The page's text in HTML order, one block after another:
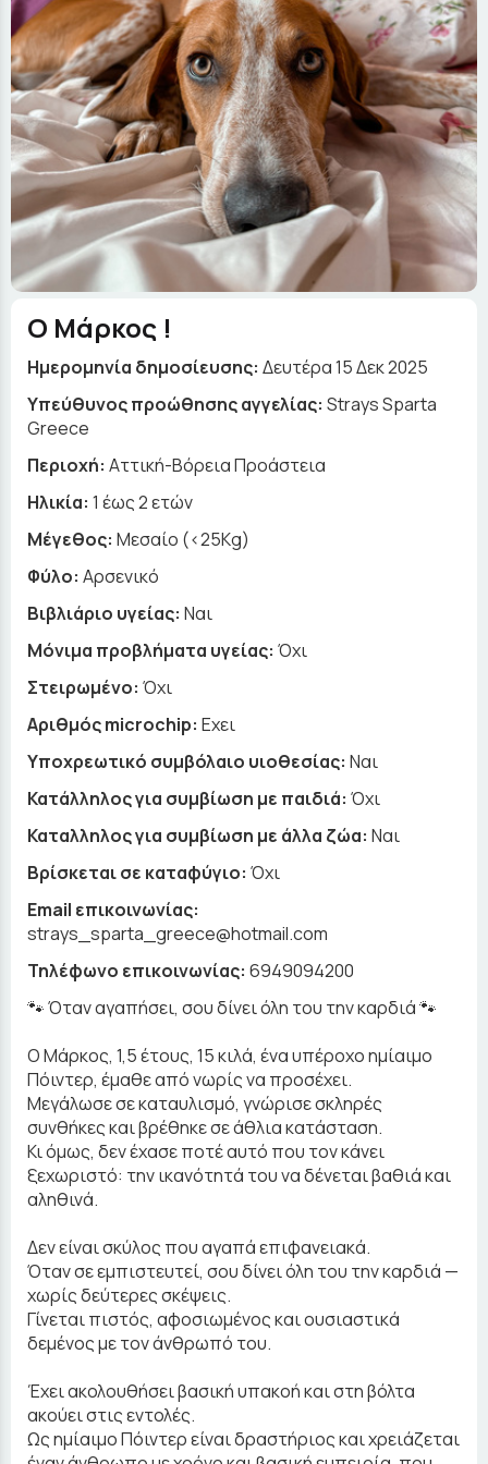
Ο Μάρκος !
Ημερομηνία δημοσίευσης: Δευτέρα 15 Δεκ 2025
Yπεύθυνος προώθησης αγγελίας: Strays Sparta
Greece
Περιοχή: Αττική-Βόρεια Προάστεια
Ηλικία: 1 έως 2 ετών
Μέγεθος: Μεσαίο (<25Kg)
Φύλο: Αρσενικό
Βιβλιάριο υγείας: Ναι
Μόνιμα προβλήματα υγείας: Όχι
Στειρωμένο: Όχι
Αριθμός microchip: Εχει
Υποχρεωτικό συμβόλαιο υιοθεσίας: Ναι
Κατάλληλος για συμβίωση με παιδιά: Όχι
Καταλληλος για συμβίωση με άλλα ζώα: Ναι
Βρίσκεται σε καταφύγιο: Όχι
Email επικοινωνίας:
strays_sparta_greece@hotmail.com
Τηλέφωνο επικοινωνίας: 6949094200
🐾 Όταν αγαπήσει, σου δίνει όλη του την καρδιά 🐾
Ο Μάρκος, 1,5 έτους, 15 κιλά, ένα υπέροχο ημίαιμο
Πόιντερ, έμαθε από νωρίς να προσέχει.
Μεγάλωσε σε καταυλισμό, γνώρισε σκληρές
συνθήκες και βρέθηκε σε άθλια κατάσταση.
Κι όμως, δεν έχασε ποτέ αυτό που τον κάνει
ξεχωριστό: την ικανότητά του να δένεται βαθιά και
αληθινά.
Δεν είναι σκύλος που αγαπά επιφανειακά.
Όταν σε εμπιστευτεί, σου δίνει όλη του την καρδιά —
χωρίς δεύτερες σκέψεις.
Γίνεται πιστός, αφοσιωμένος και ουσιαστικά
δεμένος με τον άνθρωπό του.
Έχει ακολουθήσει βασική υπακοή και στη βόλτα
ακούει στις εντολές.
Ως ημίαιμο Πόιντερ είναι δραστήριος και χρειάζεται